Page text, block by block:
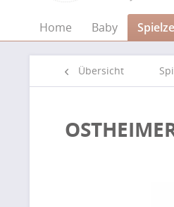
Home Baby
Übersicht